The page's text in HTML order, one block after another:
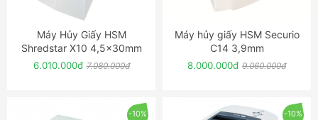
ĐẶT NGAY
Máy Hủy Giấy HSM
Shredstar X10 4,5x30mm
6.010.000đ 7.080.000đ
ĐẶT NGAY
Máy hủy giấy HSM Securio
C14 3,9mm
8.000.000đ 9.060.000đ
-10% -10%